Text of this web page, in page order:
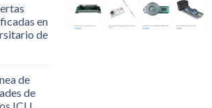
en
de
de
de